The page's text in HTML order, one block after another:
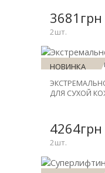
3681грн
2шт.
НОВИНКА
СКИДКА
ДЛЯ СУХОЙ
4264грн
2шт.